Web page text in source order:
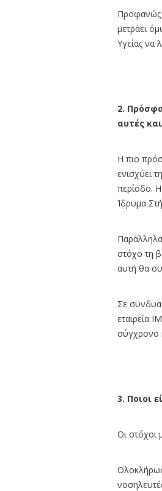
Προφανώς
μετράει
Υγείας να
2.
αυτές
Η πιο
ενισχύει
περίοδο.
Ίδρυμα
στόχο τη
αυτή θα
Σε
εταιρεία
σύγχρονο
3. Ποιοι
Οι στόχοι